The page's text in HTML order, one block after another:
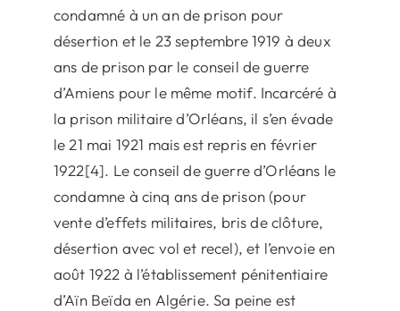
condamné à un an de prison pour
désertion et le 23 septembre 1919 à deux
ans de prison par le conseil de guerre
d’Amiens pour le même motif. Incarcéré à
la prison militaire d’Orléans, il s’en évade
le 21 mai 1921 mais est repris en février
1922[4]. Le conseil de guerre d’Orléans le
condamne à cinq ans de prison (pour
vente d’effets militaires, bris de clôture,
désertion avec vol et recel), et l’envoie en
août 1922 à l’établissement pénitentiaire
d’Aïn Beïda en Algérie. Sa peine est